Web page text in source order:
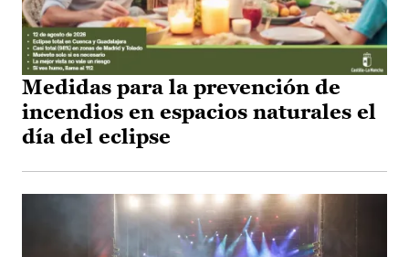
Medidas para la prevención de
incendios en espacios naturales el
día del eclipse